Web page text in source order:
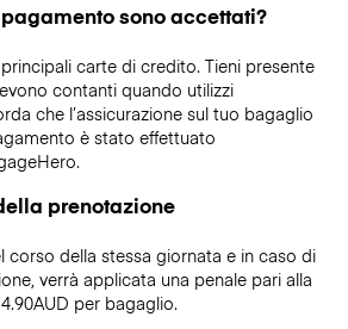
sono accettati?
carte di credito. Tieni presente
contanti quando utilizzi
che l’assicurazione sul tuo bagaglio
è stato effettuato
prenotazione
corso della stessa giornata e in caso di
verrà applicata una penale pari alla
per bagaglio.